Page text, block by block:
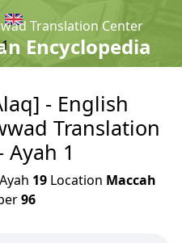
Encyclopedia
Translation Center
- English
Translation
Ayah 1
19Location Maccah
96